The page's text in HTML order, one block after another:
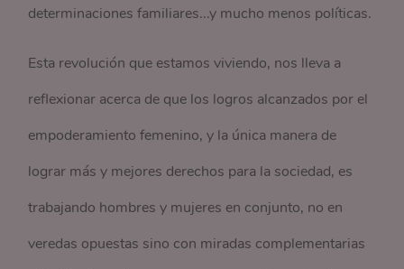
determinaciones familiares...y mucho menos políticas.
Esta revolución que estamos viviendo, nos lleva a
reflexionar acerca de que los logros alcanzados por el
empoderamiento femenino, y la única manera de
lograr más y mejores derechos para la sociedad, es
trabajando hombres y mujeres en conjunto, no en
veredas opuestas sino con miradas complementarias